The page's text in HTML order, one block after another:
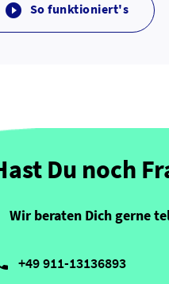
 So funktioniert's
Du noch
Wir beraten Dich gerne
+49 911-13136893